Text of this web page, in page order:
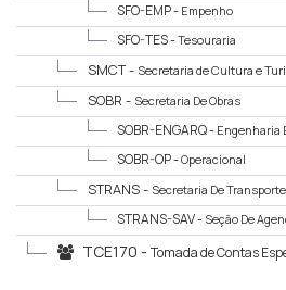
SFO-EMP - Empenho
SFO-TES -Tesouraria
SMCT - Secretaria de Cultura e
SOBR - Secretaria De Obras
SOBR-ENGARQ - Engenharia
SOBR-OP -Operacional
STRANS - Secretaria De Transporte
STRANS-SAV - Seção De
TCE170 - Tomada de Contas